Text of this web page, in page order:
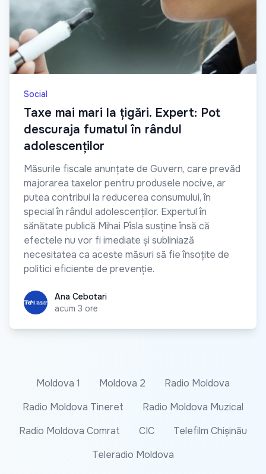
Social
Taxe mai mari la țigări. Expert: Pot
descuraja fumatul în rândul
adolescenților
Măsurile fiscale anunțate de Guvern, care prevăd
majorarea taxelor pentru produsele nocive, ar
putea contribui la reducerea consumului, în
special în rândul adolescenților. Expertul în
sănătate publică Mihai Pîsla susține însă că
efectele nu vor fi imediate și subliniază
necesitatea ca aceste măsuri să fie însoțite de
politici eficiente de prevenție.
Ana CebotariAna Cebotari
acum 3 ore
Moldova 1 Moldova 2
Radio Moldova
Radio Moldova Tineret
Radio Moldova Muzical
Radio Moldova Comrat
CIC
Telefilm Chișinău
Teleradio Moldova